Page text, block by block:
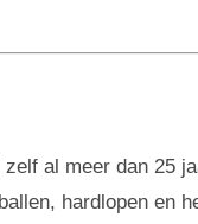
al meer dan 25
hardlopen en